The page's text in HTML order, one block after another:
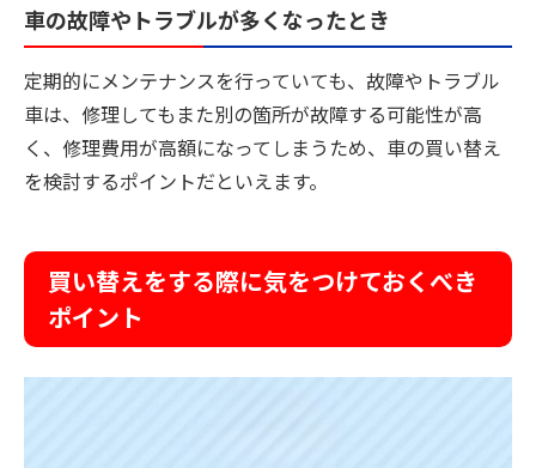
車の故障やトラブルが多くなったとき
定期的にメンテナンスを行っていても、故障やトラブル
車は、修理してもまた別の箇所が故障する可能性が高
く、修理費用が高額になってしまうため、車の買い替え
を検討するポイントだといえます。
買い替えをする際に気をつけておくべき
ポイント